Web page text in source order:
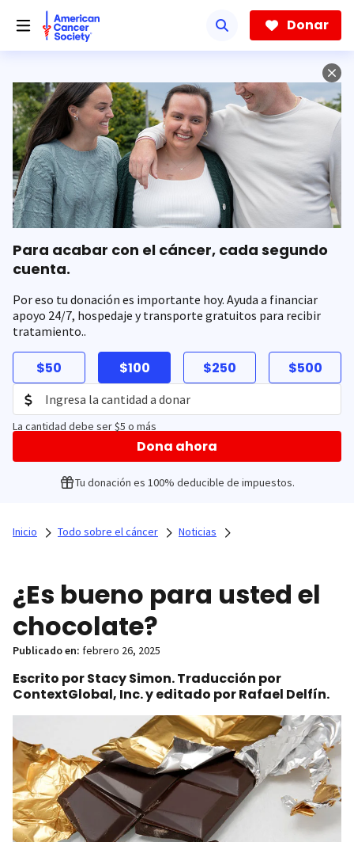
hacia
contenido
Donar
Para acabar con el cáncer, cada segundo
cuenta.
Por eso tu donación es importante hoy. Ayuda a financiar
apoyo 24/7, hospedaje y transporte gratuitos para recibir
tratamiento..
$50 $100 $250 $500
La cantidad debe ser $5 o más
Dona ahora
Tu donación es 100% deducible de impuestos.
Inicio Todo sobre el cáncer Noticias
¿Es bueno para usted el
chocolate?
Publicado en: febrero 26, 2025
Escrito por Stacy Simon. Traducción por
ContextGlobal, Inc. y editado por Rafael Delfín.